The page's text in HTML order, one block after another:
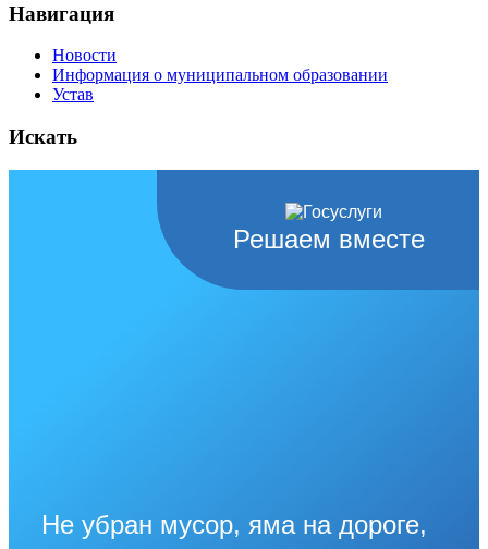
Навигация
Новости
Информация о муниципальном образовании
Устав
Искать
Решаем вместе
Не убран мусор, яма на дороге,